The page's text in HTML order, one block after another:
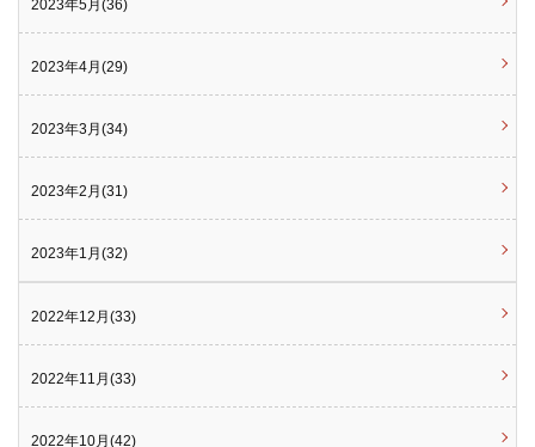
2023年5月(36)
2023年4月(29)
2023年3月(34)
2023年2月(31)
2023年1月(32)
2022年12月(33)
2022年11月(33)
2022年10月(42)